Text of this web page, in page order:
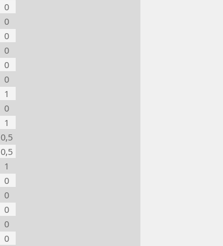
0
0
0
0
0
0
1
0
1
0,5
0,5
1
0
0
0
0
0